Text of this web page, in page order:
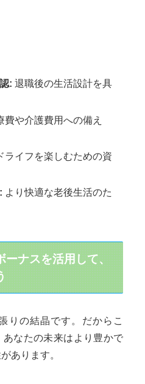
: 退職後の生活設計を具
費や介護費用への備え
ライフを楽しむための資
より快適な老後生活のた
ナスを活用して、
りの結晶です。だからこ
なたの未来はより豊かで
あります。